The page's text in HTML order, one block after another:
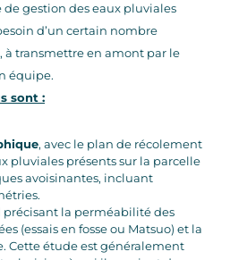
gestion des eaux pluviales
d’un certain nombre
à transmettre en amont par le
équipe.
sont :
, avec le plan de récolement
pluviales présents sur la parcelle
avoisinantes, incluant
précisant la perméabilité des
(essais en fosse ou Matsuo) et la
Cette étude est généralement